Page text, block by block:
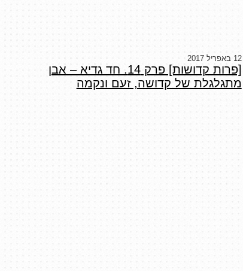
12 באפריל 2017
[פרות קדושות] פרק 14. חד גדיא – אבן
מתגלגלת של קדושה, זעם ונקמה